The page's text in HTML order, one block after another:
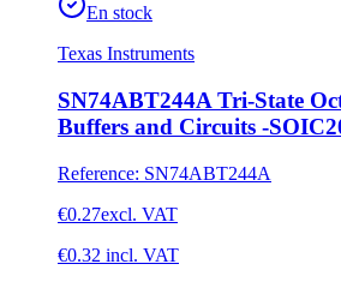
En stock
Texas Instruments
SN74ABT244A Tri-State
Buffers and Circuits -
Reference: SN74ABT244A
€0.27excl. VAT
€0.32 incl. VAT